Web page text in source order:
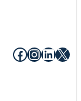
Facebook
X